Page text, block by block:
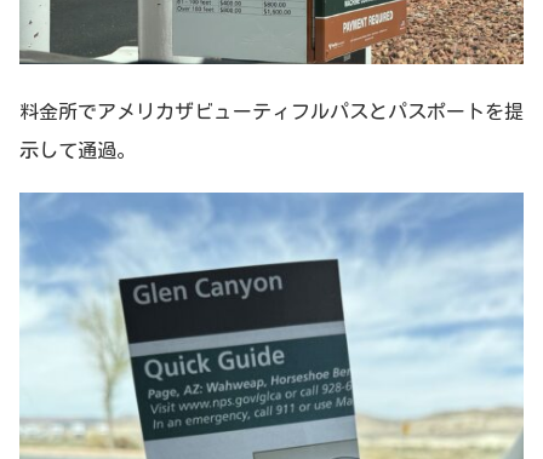
料金所でアメリカザビューティフルパスとパスポートを提
示して通過。